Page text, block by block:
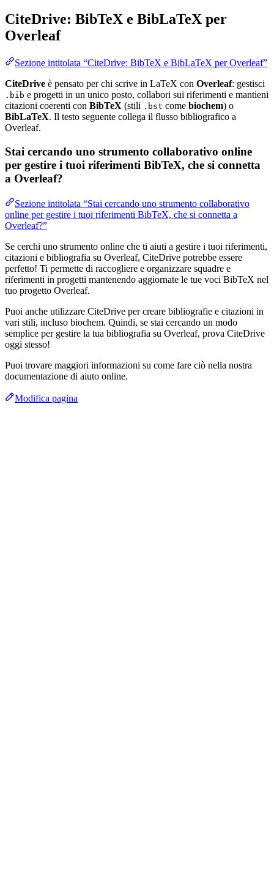
CiteDrive: BibTeX e BibLaTeX per
Overleaf
Sezione intitolata “CiteDrive: BibTeX e BibLaTeX per Overleaf”
CiteDrive è pensato per chi scrive in LaTeX con Overleaf: gestisci
.bib e progetti in un unico posto, collabori sui riferimenti e mantieni
citazioni coerenti con BibTeX (stili .bst come biochem) o
BibLaTeX. Il testo seguente collega il flusso bibliografico a
Overleaf.
Stai cercando uno strumento collaborativo online
per gestire i tuoi riferimenti BibTeX, che si connetta
a Overleaf?
Sezione intitolata “Stai cercando uno strumento collaborativo
online per gestire i tuoi riferimenti BibTeX, che si connetta a
Overleaf?”
Se cerchi uno strumento online che ti aiuti a gestire i tuoi riferimenti,
citazioni e bibliografia su Overleaf, CiteDrive potrebbe essere
perfetto! Ti permette di raccogliere e organizzare squadre e
riferimenti in progetti mantenendo aggiornate le tue voci BibTeX nel
tuo progetto Overleaf.
Puoi anche utilizzare CiteDrive per creare bibliografie e citazioni in
vari stili, incluso biochem. Quindi, se stai cercando un modo
semplice per gestire la tua bibliografia su Overleaf, prova CiteDrive
oggi stesso!
Puoi trovare maggiori informazioni su come fare ciò nella nostra
documentazione di aiuto online.
Modifica pagina